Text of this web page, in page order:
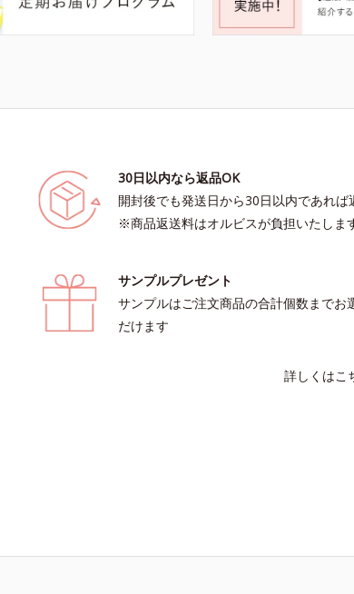
30日以内なら返品OK
開封後でも発送日から30日以内であれば
※商品返送料はオルビスが負担いたしま
サンプルプレゼント
サンプルはご注文商品の合計個数までお
だけます
詳しくはこ